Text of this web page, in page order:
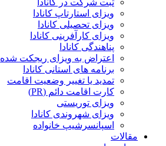
ثبت شرکت در کانادا
ویزای استارتاپ کانادا
ویزای تحصیلی کانادا
ویزای کارآفرینی کانادا
پناهندگی کانادا
اعتراض به ویزای ریجکت شده
برنامه های استانی کانادا
تمدید یا تغییر وضعیت اقامت
کارت اقامت دائم (PR)
ویزای توریستی
ویزای شھروندی کانادا
اسپانسرشیپ خانواده
مقالات